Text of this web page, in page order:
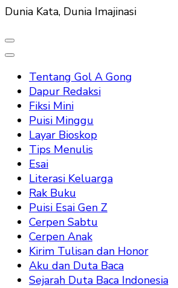
Dunia Kata, Dunia Imajinasi
Tentang Gol A Gong
Dapur Redaksi
Fiksi Mini
Puisi Minggu
Layar Bioskop
Tips Menulis
Esai
Literasi Keluarga
Rak Buku
Puisi Esai Gen Z
Cerpen Sabtu
Cerpen Anak
Kirim Tulisan dan Honor
Aku dan Duta Baca
Sejarah Duta Baca Indonesia